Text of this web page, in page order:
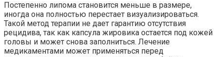
Постепенно липома становится меньше в размере,
иногда она полностью перестает визуализироваться.
Такой метод терапии не дает гарантию отсутствия
рецидива, так как капсула жировика остается под кожей
головы и может снова заполниться. Лечение
медикаментами может применяться перед